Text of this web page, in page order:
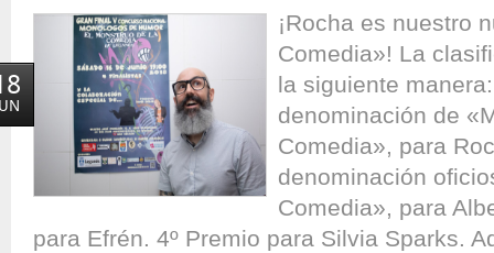
¡Rocha es nuestro
Comedia»! La
la siguiente
denominación de
Comedia», para
denominación
Comedia», para
para Efrén. 4º Premio para Silvia Sparks.